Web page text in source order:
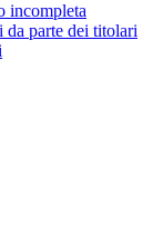
incompleta
da parte dei titolari